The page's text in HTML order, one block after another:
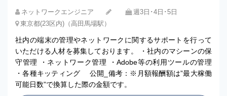
ネットワークエンジニア
週3日･4日･5日
東京都(23区内)（高田馬場駅）
社内の端末の管理やネットワークに関するサポートを行って
いただける人材を募集しております。 ・社内のマシーンの保
守管理 ・ネットワーク管理 ・Adobe等の利用ツールの管理
・各種キッティング 公開_備考：※月額報酬額は”最大稼働
可能日数”で換算した際の金額です。